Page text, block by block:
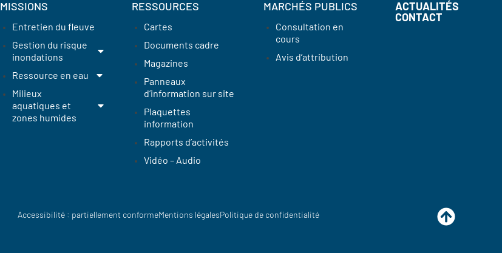
MISSIONS
Entretien du fleuve
Gestion du risque
inondations
Ressource en eau
Milieux
aquatiques et
zones humides
RESSOURCES
Cartes
Documents cadre
Magazines
Panneaux
d’information sur site
Plaquettes
information
Rapports d’activités
Vidéo – Audio
MARCHÉS PUBLICS
Consultation en
cours
Avis d’attribution
ACTUALITÉS
CONTACT
Accessibilité : partiellement conformeMentions légalesPolitique de confidentialité